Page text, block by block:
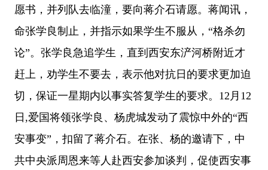
愿书，并列队去临潼，要向蒋介石请愿。蒋闻讯，
命张学良制止，并指示如果学生不服从，“格杀勿
论”。张学良急追学生，直到西安东浐河桥附近才
赶上，劝学生不要去，表示他对抗日的要求更加迫
切，保证一星期内以事实答复学生的要求。12月12
日,爱国将领张学良、杨虎城发动了震惊中外的“西
安事变”，扣留了蒋介石。在张、杨的邀请下，中
共中央派周恩来等人赴西安参加谈判，促使西安事